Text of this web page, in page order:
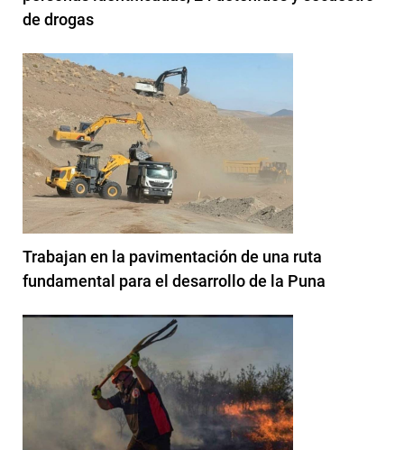
de drogas
Trabajan en la pavimentación de una ruta
fundamental para el desarrollo de la Puna